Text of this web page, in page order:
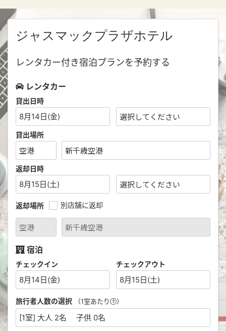
ジャスマックプラザホテル
レンタカー付き宿泊プランを予約する
レンタカー
貸出日時
8月14日(金)
貸出場所
返却日時
8月15日(土)
返却場所 別店舗に返却
宿泊
チェックイン
8月14日(金)
チェックアウト
8月15日(土)
旅行者人数の選択 （1室あたり ）
[1室] 大人 2名 子供 0名